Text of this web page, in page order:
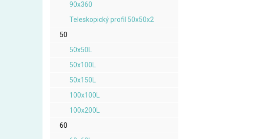
90x360
Teleskopický profil 50x50x2
50
50x50L
50x100L
50x150L
100x100L
100x200L
60